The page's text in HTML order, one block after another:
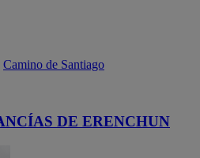
Camino de Santiago
DE ERENCHUN